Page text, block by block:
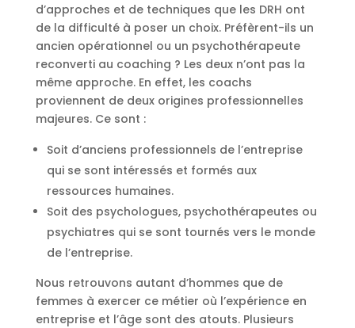
d’approches et de techniques que les DRH ont
de la difficulté à poser un choix. Préfèrent-ils un
ancien opérationnel ou un psychothérapeute
reconverti au coaching ? Les deux n’ont pas la
même approche. En effet, les coachs
proviennent de deux origines professionnelles
majeures. Ce sont :
Soit d’anciens professionnels de l’entreprise
qui se sont intéressés et formés aux
ressources humaines.
Soit des psychologues, psychothérapeutes ou
psychiatres qui se sont tournés vers le monde
de l’entreprise.
Nous retrouvons autant d’hommes que de
femmes à exercer ce métier où l’expérience en
entreprise et l’âge sont des atouts. Plusieurs